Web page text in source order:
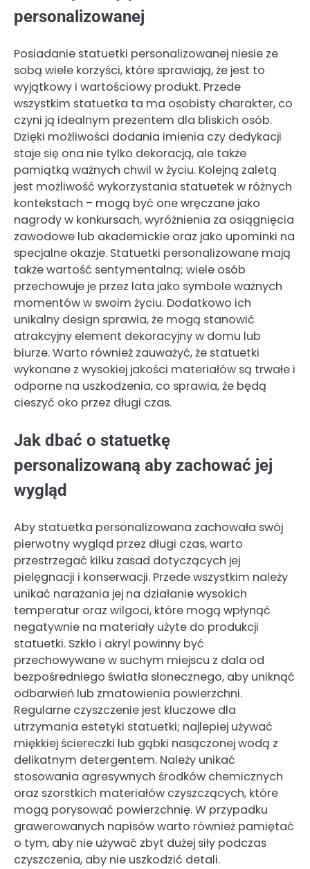
personalizowanej
Posiadanie statuetki personalizowanej niesie ze
sobą wiele korzyści, które sprawiają, że jest to
wyjątkowy i wartościowy produkt. Przede
wszystkim statuetka ta ma osobisty charakter, co
czyni ją idealnym prezentem dla bliskich osób.
Dzięki możliwości dodania imienia czy dedykacji
staje się ona nie tylko dekoracją, ale także
pamiątką ważnych chwil w życiu. Kolejną zaletą
jest możliwość wykorzystania statuetek w różnych
kontekstach – mogą być one wręczane jako
nagrody w konkursach, wyróżnienia za osiągnięcia
zawodowe lub akademickie oraz jako upominki na
specjalne okazje. Statuetki personalizowane mają
także wartość sentymentalną; wiele osób
przechowuje je przez lata jako symbole ważnych
momentów w swoim życiu. Dodatkowo ich
unikalny design sprawia, że mogą stanowić
atrakcyjny element dekoracyjny w domu lub
biurze. Warto również zauważyć, że statuetki
wykonane z wysokiej jakości materiałów są trwałe i
odporne na uszkodzenia, co sprawia, że będą
cieszyć oko przez długi czas.
Jak dbać o statuetkę
personalizowaną aby zachować jej
wygląd
Aby statuetka personalizowana zachowała swój
pierwotny wygląd przez długi czas, warto
przestrzegać kilku zasad dotyczących jej
pielęgnacji i konserwacji. Przede wszystkim należy
unikać narażania jej na działanie wysokich
temperatur oraz wilgoci, które mogą wpłynąć
negatywnie na materiały użyte do produkcji
statuetki. Szkło i akryl powinny być
przechowywane w suchym miejscu z dala od
bezpośredniego światła słonecznego, aby uniknąć
odbarwień lub zmatowienia powierzchni.
Regularne czyszczenie jest kluczowe dla
utrzymania estetyki statuetki; najlepiej używać
miękkiej ściereczki lub gąbki nasączonej wodą z
delikatnym detergentem. Należy unikać
stosowania agresywnych środków chemicznych
oraz szorstkich materiałów czyszczących, które
mogą porysować powierzchnię. W przypadku
grawerowanych napisów warto również pamiętać
o tym, aby nie używać zbyt dużej siły podczas
czyszczenia, aby nie uszkodzić detali.